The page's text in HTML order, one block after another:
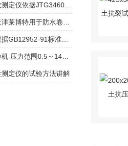
定仪的试验方法讲解